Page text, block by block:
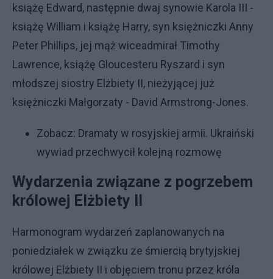
książę Edward, następnie dwaj synowie Karola III -
książę William i książę Harry, syn księżniczki Anny
Peter Phillips, jej mąż wiceadmirał Timothy
Lawrence, książę Gloucesteru Ryszard i syn
młodszej siostry Elżbiety II, nieżyjącej już
księżniczki Małgorzaty - David Armstrong-Jones.
Zobacz: Dramaty w rosyjskiej armii. Ukraiński
wywiad przechwycił kolejną rozmowę
Wydarzenia związane z pogrzebem
królowej Elżbiety II
Harmonogram wydarzeń zaplanowanych na
poniedziałek w związku ze śmiercią brytyjskiej
królowej Elżbiety II i objęciem tronu przez króla